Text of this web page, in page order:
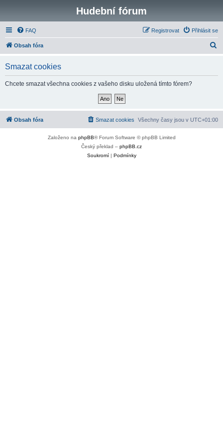
Hudební fórum
FAQ Přihlásit se
Registrovat
Obsah fóra
Smazat cookies
Chcete smazat všechna cookies z vašeho disku uložená tímto fórem?
Obsah fóra Všechny časy jsou v UTC+01:00
Smazat cookies
Založeno na phpBB® Forum Software © phpBB Limited
Český překlad – phpBB.cz
Soukromí| Podmínky